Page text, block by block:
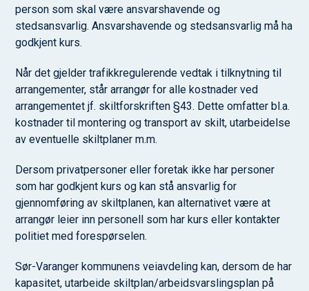
person som skal være ansvarshavende og
stedsansvarlig. Ansvarshavende og stedsansvarlig må ha
godkjent kurs.
Når det gjelder trafikkregulerende vedtak i tilknytning til
arrangementer, står arrangør for alle kostnader ved
arrangementet jf. skiltforskriften §43. Dette omfatter bl.a.
kostnader til montering og transport av skilt, utarbeidelse
av eventuelle skiltplaner m.m.
Dersom privatpersoner eller foretak ikke har personer
som har godkjent kurs og kan stå ansvarlig for
gjennomføring av skiltplanen, kan alternativet være at
arrangør leier inn personell som har kurs eller kontakter
politiet med forespørselen.
Sør-Varanger kommunens veiavdeling kan, dersom de har
kapasitet, utarbeide skiltplan/arbeidsvarslingsplan på